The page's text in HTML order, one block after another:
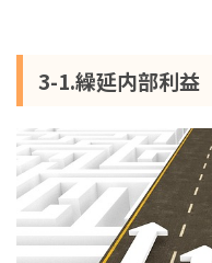
3-1.繰延内部利益